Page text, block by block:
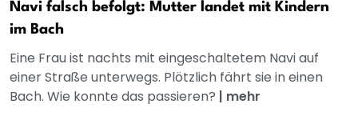
Navi falsch befolgt: Mutter landet mit Kindern
im Bach
Eine Frau ist nachts mit eingeschaltetem Navi auf
einer Straße unterwegs. Plötzlich fährt sie in einen
Bach. Wie konnte das passieren? | mehr